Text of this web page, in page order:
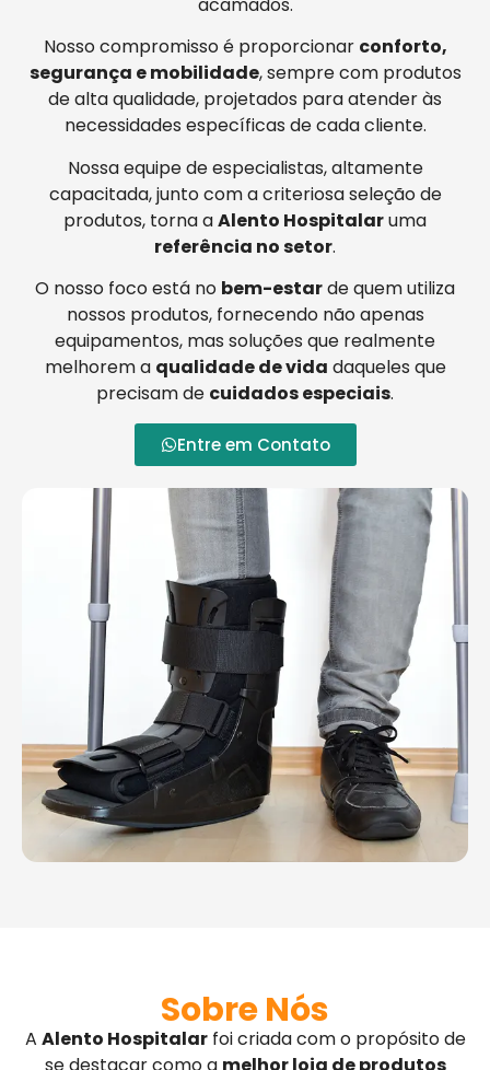
Nosso compromisso é proporcionar conforto,
segurança e mobilidade, sempre com produtos
de alta qualidade, projetados para atender às
necessidades específicas de cada cliente.
Nossa equipe de especialistas, altamente
capacitada, junto com a criteriosa seleção de
produtos, torna aAlento Hospitalaruma
referência no setor.
O nosso foco está no bem-estarde quem utiliza
nossos produtos, fornecendo não apenas
equipamentos, mas soluções que realmente
melhorem a qualidade de vida daqueles que
precisam de cuidados especiais.
Entre em Contato
Sobre Nós
A Alento Hospitalarfoi criada com o propósito de